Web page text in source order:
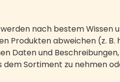
nach bestem Wissen
Produkten abweichen (z.
Daten und
Sortiment zu nehmen